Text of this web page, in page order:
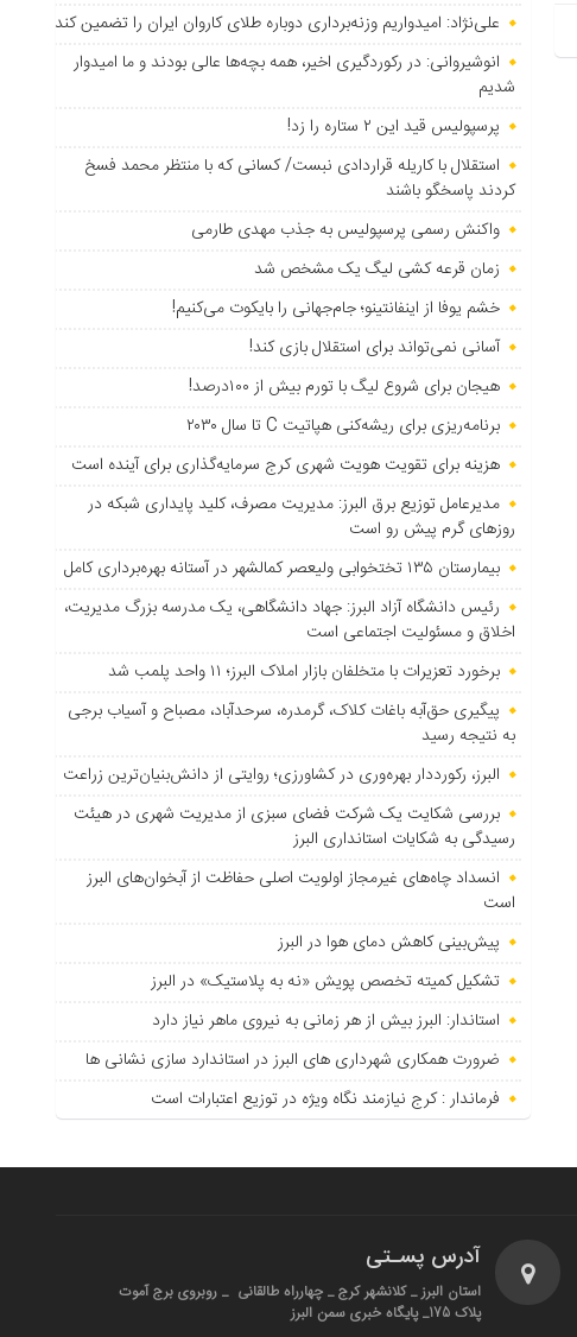
علی‌نژاد: امیدواریم وزنه‌برداری دوباره طلای کاروان ایران را تضمین کند
انوشیروانی: در رکوردگیری اخیر، همه بچه‌ها عالی بودند و ما امیدوار
شدیم
پرسپولیس قید این ۲ ستاره را زد!
استقلال با کاریله قراردادی نبست/ کسانی که با منتظر محمد فسخ
کردند پاسخگو باشند
واکنش رسمی پرسپولیس به جذب مهدی طارمی
زمان قرعه کشی لیگ یک مشخص شد
خشم یوفا از اینفانتینو؛ جام‌جهانی را بایکوت می‌کنیم!
آسانی نمی‌تواند برای استقلال بازی کند!
هیجان برای شروع لیگ با تورم بیش از ۱۰۰درصد!
برنامه‌ریزی برای ریشه‌کنی هپاتیت C تا سال ۲۰۳۰
هزینه برای تقویت هویت شهری کرج سرمایه‌گذاری برای آینده است
مدیرعامل توزیع برق البرز: مدیریت مصرف، کلید پایداری شبکه در
روزهای گرم پیش رو است
بیمارستان ۱۳۵ تختخوابی ولیعصر کمالشهر در آستانه بهره‌برداری کامل
رئیس دانشگاه آزاد البرز: جهاد دانشگاهی، یک مدرسه بزرگ مدیریت،
اخلاق و مسئولیت اجتماعی است
برخورد تعزیرات با متخلفان بازار املاک البرز؛ ۱۱ واحد پلمب شد
پیگیری حق‌آبه باغات کلاک، گرمدره، سرحدآباد، مصباح و آسیاب برجی
به نتیجه رسید
البرز، رکورددار بهره‌وری در کشاورزی؛ روایتی از دانش‌بنیان‌ترین زراعت
بررسی شکایت یک شرکت فضای سبزی از مدیریت شهری در هیئت
رسیدگی به شکایات استانداری البرز
انسداد چاه‌های غیرمجاز اولویت اصلی حفاظت از آبخوان‌های البرز
است
پیش‌بینی کاهش دمای هوا در البرز
تشکیل کمیته تخصص پویش «نه به پلاستیک» در البرز
استاندار: البرز بیش از هر زمانی به نیروی ماهر نیاز دارد
ضرورت همکاری شهرداری های البرز در استاندارد سازی نشانی ها
فرماندار : کرج نیازمند نگاه ویژه در توزیع اعتبارات است
آدرس پسـتی
استان البرز _ کلانشهر کرج _ چهارراه طالقانی _ روبروی برج آموت
پلاک 175_ پایگاه خبری سمن البرز